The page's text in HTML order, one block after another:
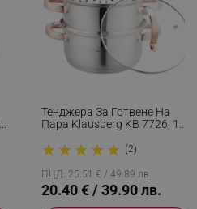
Тенджера За Готвене На
Пара Klausberg KB 7726, 18
Индукция, Инокс/Розово
Злато
★ ★ ★ ★ ★ (2)
ПЦД: 25.51 € / 49.89 лв.
20.40 € / 39.90 лв.